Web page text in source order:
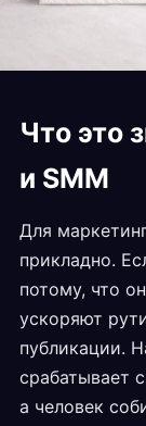
Что это
и SMM
Для
прикладно.
потому, что
ускоряют
публикации.
срабатывает
а человек